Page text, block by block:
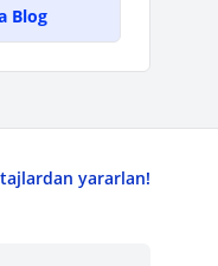
Blog
yararlan!